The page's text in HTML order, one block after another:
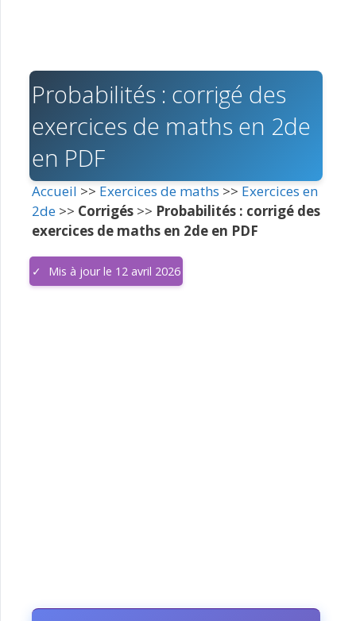
Probabilités : corrigé des
exercices de maths en 2de
en PDF
Accueil >> Exercices de maths >> Exercices en
2de >> Corrigés >> Probabilités : corrigé des
exercices de maths en 2de en PDF
Mis à jour le 12 avril 2026